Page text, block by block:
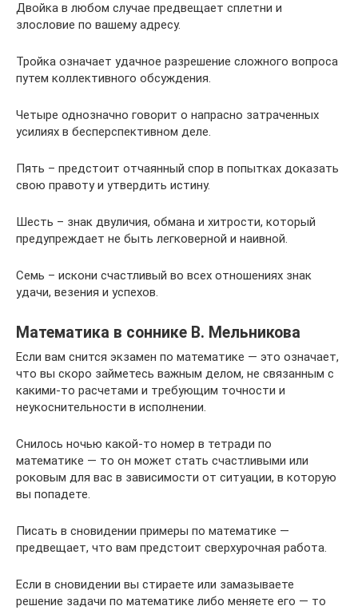
Двойка в любом случае предвещает сплетни и
злословие по вашему адресу.
Тройка означает удачное разрешение сложного вопроса
путем коллективного обсуждения.
Четыре однозначно говорит о напрасно затраченных
усилиях в бесперспективном деле.
Пять – предстоит отчаянный спор в попытках доказать
свою правоту и утвердить истину.
Шесть – знак двуличия, обмана и хитрости, который
предупреждает не быть легковерной и наивной.
Семь – искони счастливый во всех отношениях знак
удачи, везения и успехов.
Математика в соннике В. Мельникова
Если вам снится экзамен по математике — это означает,
что вы скоро займетесь важным делом, не связанным с
какими-то расчетами и требующим точности и
неукоснительности в исполнении.
Снилось ночью какой-то номер в тетради по
математике — то он может стать счастливыми или
роковым для вас в зависимости от ситуации, в которую
вы попадете.
Писать в сновидении примеры по математике —
предвещает, что вам предстоит сверхурочная работа.
Если в сновидении вы стираете или замазываете
решение задачи по математике либо меняете его — то